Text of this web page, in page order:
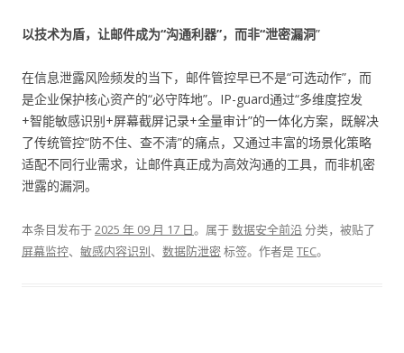
以技术为盾，让邮件成为“沟通利器”，而非“泄密漏洞”
在信息泄露风险频发的当下，邮件管控早已不是“可选动作”，而
是企业保护核心资产的“必守阵地”。IP-guard通过“多维度控发
+智能敏感识别+屏幕截屏记录+全量审计”的一体化方案，既解决
了传统管控“防不住、查不清”的痛点，又通过丰富的场景化策略
适配不同行业需求，让邮件真正成为高效沟通的工具，而非机密
泄露的漏洞。
本条目发布于2025 年 09 月 17 日。属于数据安全前沿分类，被贴了
屏幕监控、 敏感内容识别、 数据防泄密标签。 作者是TEC。